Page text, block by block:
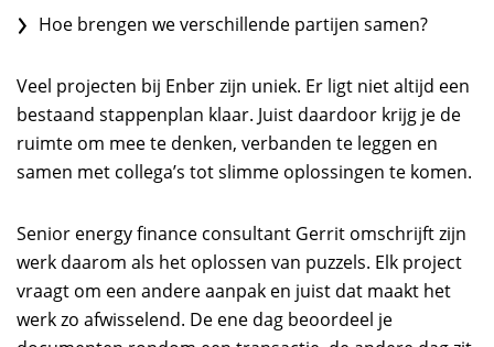
Hoe brengen we verschillende partijen samen?
Veel projecten bij Enber zijn uniek. Er ligt niet altijd een
bestaand stappenplan klaar. Juist daardoor krijg je de
ruimte om mee te denken, verbanden te leggen en
samen met collega’s tot slimme oplossingen te komen.
Senior energy finance consultant Gerrit omschrijft zijn
werk daarom als het oplossen van puzzels. Elk project
vraagt om een andere aanpak en juist dat maakt het
werk zo afwisselend. De ene dag beoordeel je